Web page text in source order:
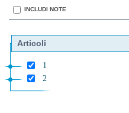
INCLUDI NOTE
Articoli
1
2